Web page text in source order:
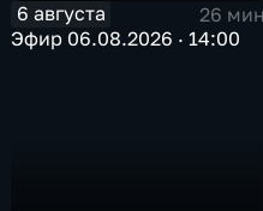
6 августа
26 мин
Эфир 06.08.2026 · 14:00